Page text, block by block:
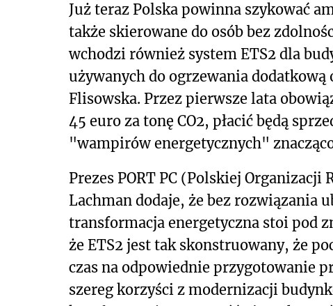
Już teraz Polska powinna szykować
także skierowane do osób bez
wchodzi również system ETS2 dla
używanych do ogrzewania dodatkową
Flisowska. Przez pierwsze lata
45 euro za tonę CO2, płacić będą
"wampirów energetycznych"
Prezes PORT PC (Polskiej Organizacji
Lachman dodaje, że bez rozwiązania
transformacja energetyczna stoi pod
że ETS2 jest tak skonstruowany, że
czas na odpowiednie przygotowanie
szereg korzyści z modernizacji